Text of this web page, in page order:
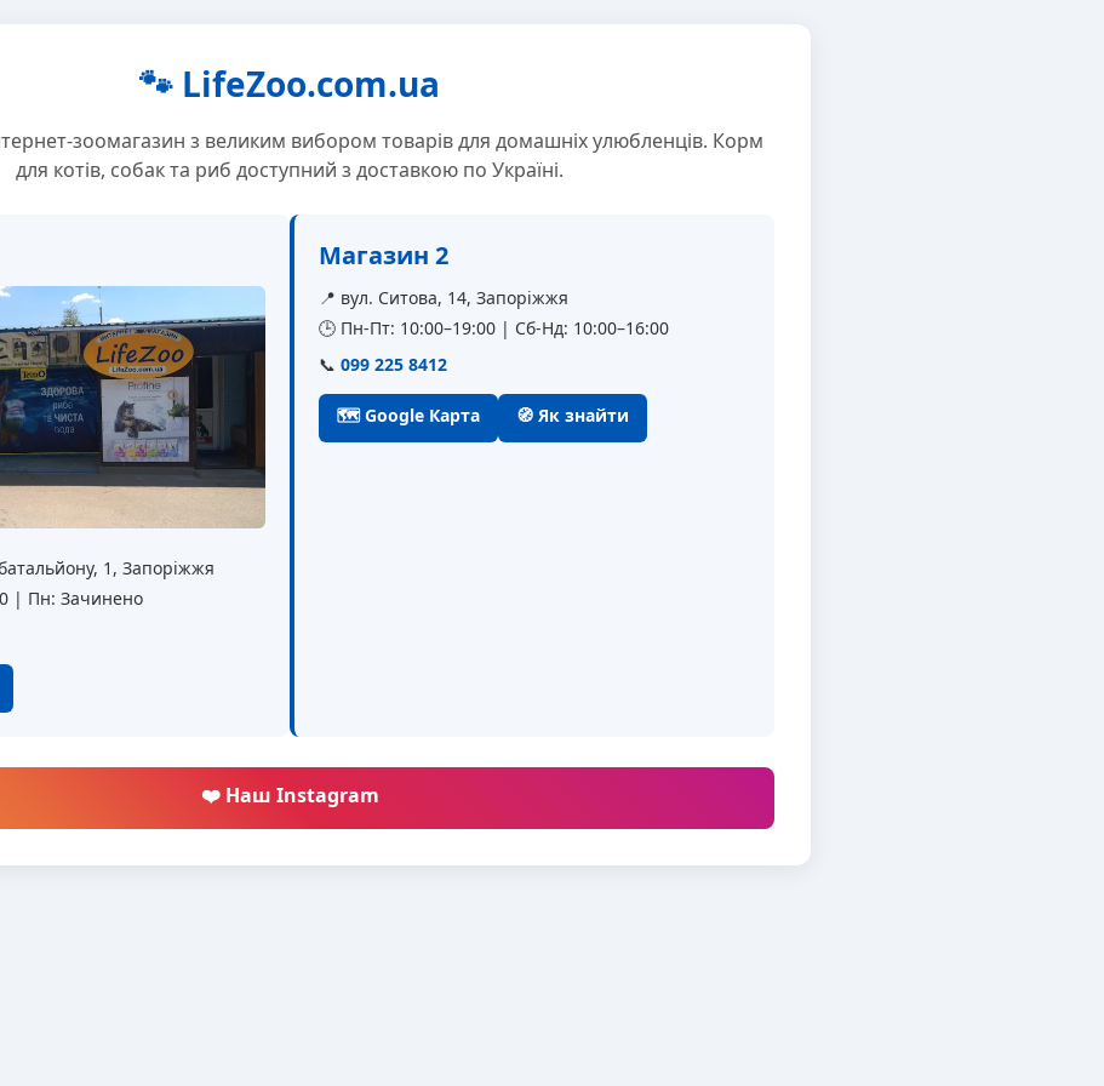
🐾 LifeZoo.com.ua
зоомагазин з великим вибором товарів для домашніх улюбленців. Корм
для котів, собак та риб доступний з доставкою по Україні.
1, Запоріжжя
| Пн: Зачинено
Магазин 2
📍 вул. Ситова, 14, Запоріжжя
🕒 Пн-Пт: 10:00–19:00 | Сб-Нд: 10:00–16:00
📞 099 225 8412
🗺 Google Карта 🧭 Як знайти
❤️ Наш Instagram